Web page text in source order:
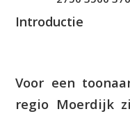
Introductie
Voor een
regio Moerdijk